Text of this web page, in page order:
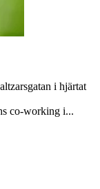
i hjärtat
co-working i...